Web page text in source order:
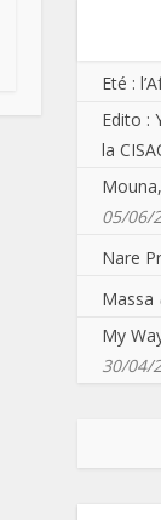
Eté :
Edito :
la
05/06/
Nare
Massa
My
30/04/